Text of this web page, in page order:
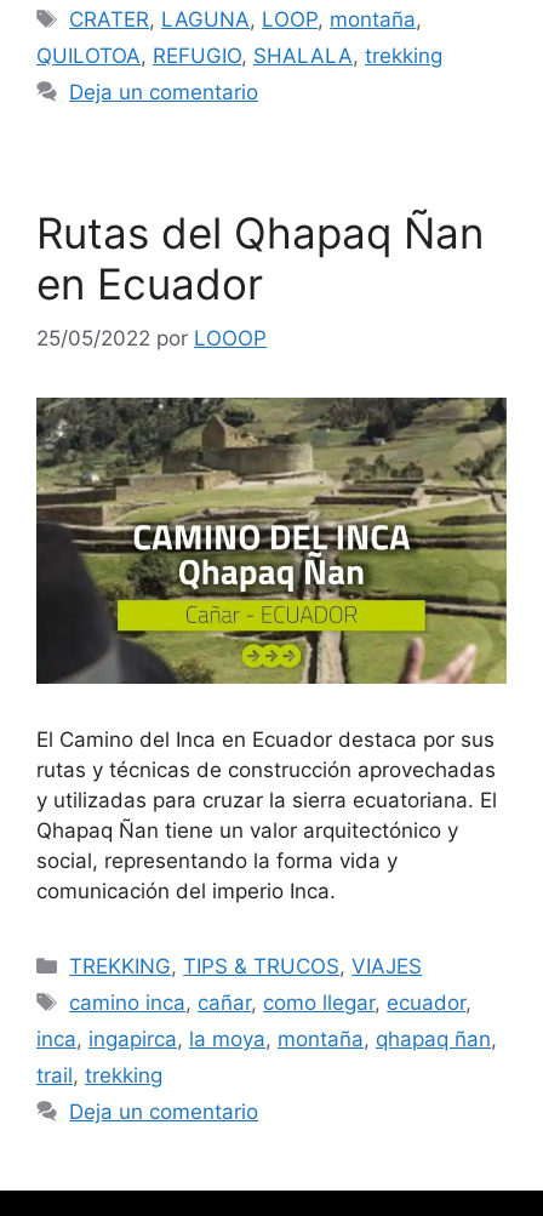
CRATER, LAGUNA, LOOP, montaña,
QUILOTOA, REFUGIO, SHALALA, trekking
Deja un comentario
Rutas del Qhapaq Ñan
en Ecuador
25/05/2022 por LOOOP
El Camino del Inca en Ecuador destaca por sus
rutas y técnicas de construcción aprovechadas
y utilizadas para cruzar la sierra ecuatoriana. El
Qhapaq Ñan tiene un valor arquitectónico y
social, representando la forma vida y
comunicación del imperio Inca.
TREKKING,TIPS & TRUCOS,VIAJES
camino inca, cañar, como llegar, ecuador,
inca, ingapirca, la moya, montaña, qhapaq ñan,
trail, trekking
Deja un comentario